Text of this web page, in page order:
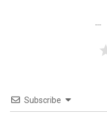
Subscribe